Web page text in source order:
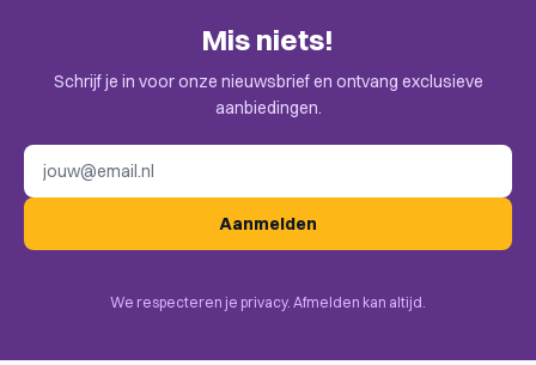
Mis niets!
Schrijf je in voor onze nieuwsbrief en ontvang exclusieve
aanbiedingen.
Aanmelden
We respecteren je privacy. Afmelden kan altijd.